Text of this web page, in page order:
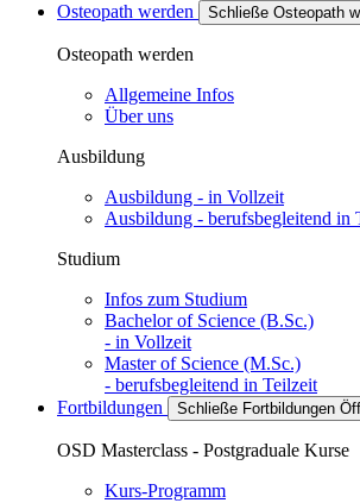
Osteopath werden
Schließe Osteopath
Osteopath werden
Allgemeine Infos
Über uns
Ausbildung
Ausbildung - in Vollzeit
Ausbildung - berufsbegleitend in
Studium
Infos zum Studium
Bachelor of Science (B.Sc.)
- in Vollzeit
Master of Science (M.Sc.)
- berufsbegleitend in Teilzeit
Fortbildungen
Schließe Fortbildungen
OSD Masterclass - Postgraduale Kurse
Kurs-Programm